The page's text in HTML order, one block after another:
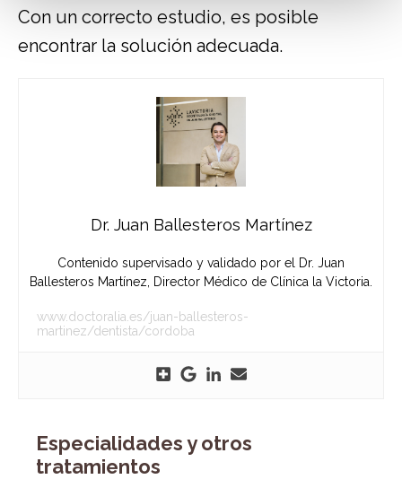
Con un correcto estudio, es posible
encontrar la solución adecuada.
Dr. Juan Ballesteros Martínez
Contenido supervisado y validado por el Dr. Juan
Ballesteros Martínez, Director Médico de Clínica la Victoria.
www.doctoralia.es/juan-ballesteros-
martinez/dentista/cordoba
Especialidades y otros
tratamientos